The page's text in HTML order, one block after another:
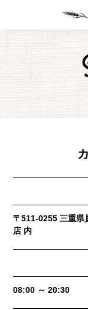
〒511-0255 三重県
店 内
08:00 ～ 20:30